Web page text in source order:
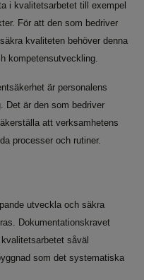
i kvalitetsarbetet till exempel
För att den som bedriver
kvaliteten behöver denna
kompetensutveckling.
är personalens
Det är den som bedriver
att verksamhetens
processer och rutiner.
utveckla och säkra
Dokumentationskravet
såväl
som det systematiska